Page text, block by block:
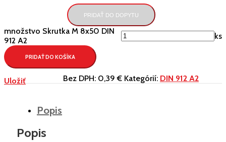
PRIDAŤ DO DOPYTU
množstvo Skrutka M 8x50 DIN
912 A2
ks
PRIDAŤ DO KOŠÍKA
Uložiť Bez DPH: 0,39 € Kategórií: DIN 912 A2
Popis
Popis